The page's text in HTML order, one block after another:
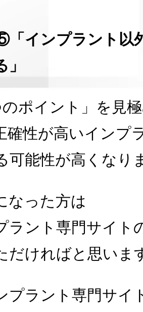
インプラント以
ポイント」を見
確性が高いインプ
可能性が高くなり
なった方は
ラント専門サイト
だければと思いま
プラント専門サイ